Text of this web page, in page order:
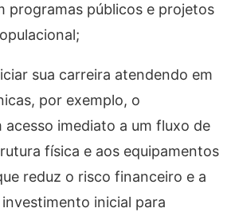
programas públicos e projetos
sua carreira atendendo em
por exemplo, o
acesso imediato a um fluxo de
física e aos equipamentos
reduz o risco financeiro e a
inicial para